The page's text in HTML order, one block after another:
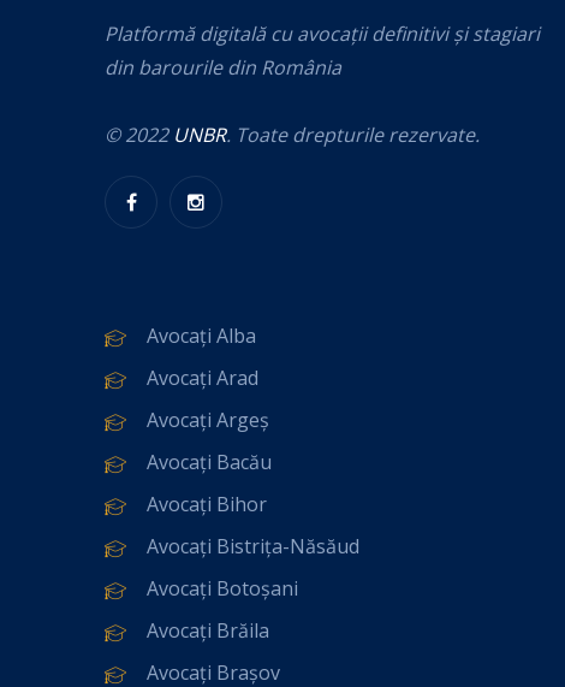
Platformă digitală cu avocații definitivi și stagiari
din barourile din România
© 2022 UNBR. Toate drepturile rezervate.
Avocați Alba
Avocați Arad
Avocați Argeș
Avocați Bacău
Avocați Bihor
Avocați Bistrița-Năsăud
Avocați Botoșani
Avocați Brăila
Avocați Brașov